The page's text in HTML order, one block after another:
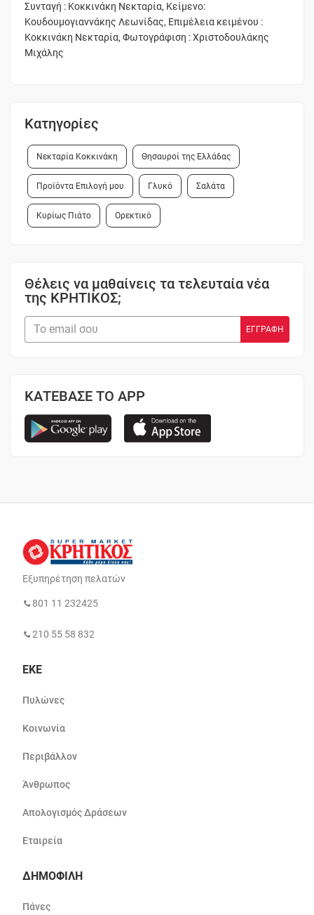
Συνταγή : Κοκκινάκη Νεκταρία, Κείμενο:
Κουδουμογιαννάκης Λεωνίδας, Επιμέλεια κειμένου :
Κοκκινάκη Νεκταρία, Φωτογράφιση : Χριστοδουλάκης
Μιχάλης
Κατηγορίες
Νεκταρία Κοκκινάκη Θησαυροί της Ελλάδας
Προϊόντα Επιλογή μου Γλυκό Σαλάτα
Κυρίως Πιάτο Ορεκτικό
Θέλεις να μαθαίνεις τα τελευταία νέα
της ΚΡΗΤΙΚΟΣ;
ΚΑΤΕΒΑΣΕ ΤΟ APP
Εξυπηρέτηση πελατών
801 11 232425
210 55 58 832
ΕΚΕ
Πυλώνες
Κοινωνία
Περιβάλλον
Άνθρωπος
Απολογισμός Δράσεων
Εταιρεία
ΔΗΜΟΦΙΛΗ
Πάνες